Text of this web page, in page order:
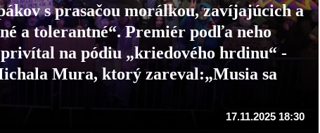
s prasačou morálkou, zavíjajúcich a
a tolerantné“. Premiér podľa neho
na pódiu „kriedového hrdinu“ -
Mura, ktorý zareval:„Musia sa
17.11.2025 18:30